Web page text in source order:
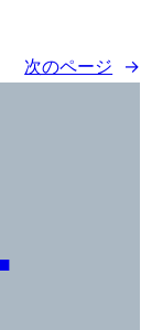
次のページ →